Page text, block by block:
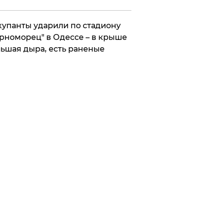
ударили по стадиону
в Одессе – в крыше
дыра, есть раненые